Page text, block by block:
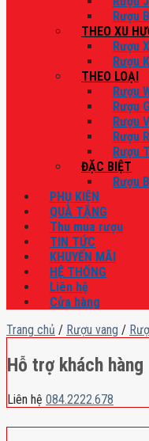
Rượu
THEO XU
Rượu
Rượu
THEO LOẠI
Rượu
Rượu
Rượu
Rượu
Rượu
ĐẶC BIỆT
Rượu
PHỤ KIỆN
QUÀ TẶNG
Thu mua rượu
TIN TỨC
KHUYẾN MÃI
HỆ THỐNG
Liên hệ
Cửa hàng
Trang chủ / Rượu vang /
Hỗ trợ khách hàng
Liên hệ 084.2222.678